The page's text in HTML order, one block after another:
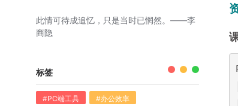
此情可待成追忆，只是当时已惘然。——李
商隐
标签
#PC端工具
#办公效率